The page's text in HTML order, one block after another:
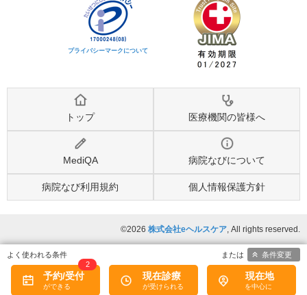
プライバシーマークについて
トップ 医療機関の皆様へ
MediQA 病院なびについて
病院なび利用規約 個人情報保護方針
©2026 株式会社eヘルスケア, All rights reserved.
予約/受付
2
現在診療 現在地
条件変更